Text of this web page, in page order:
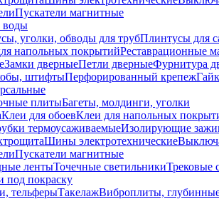
Пускатели магнитные
воды
уголки, обводы для трубПлинтусы для
напольных покрытийРеставрационные
Замки дверныеПетли дверныеФурнитура
штифтыПерфорированный крепеж
плитыБагеты, молдинги, уголки
Клеи для обоевКлеи для напольных
термоусаживаемыеИзолирующие
Шины электротехнические
Пускатели магнитные
лентыТочечные светильникиТрековые
под покраску
тельферыТакелажВиброплиты,